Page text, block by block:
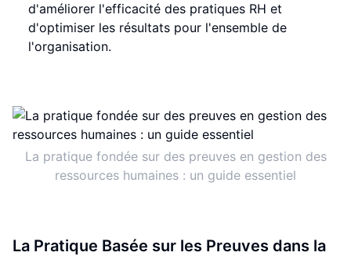
d'améliorer l'efficacité des pratiques RH et
d'optimiser les résultats pour l'ensemble de
l'organisation.
La pratique fondée sur des preuves en gestion des
ressources humaines : un guide essentiel
La Pratique Basée sur les Preuves dans la